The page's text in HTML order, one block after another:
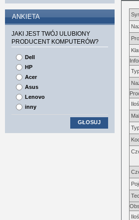
ANKIETA
JAKI JEST TWÓJ ULUBIONY
PRODUCENT KOMPUTERÓW?
Dell
HP
Acer
Asus
Lenovo
inny
GŁOSUJ